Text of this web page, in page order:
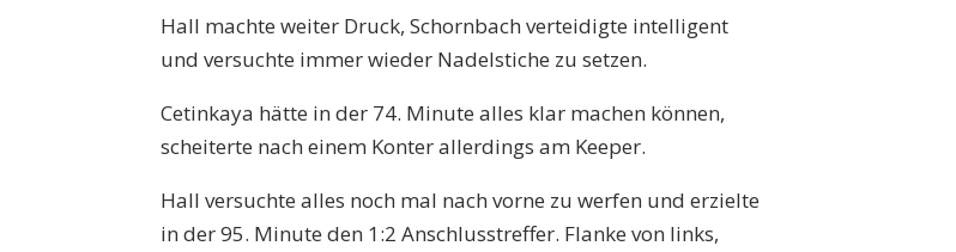
Hall machte weiter Druck, Schornbach verteidigte intelligent
und versuchte immer wieder Nadelstiche zu setzen.
Cetinkaya hätte in der 74. Minute alles klar machen können,
scheiterte nach einem Konter allerdings am Keeper.
Hall versuchte alles noch mal nach vorne zu werfen und erzielte
in der 95. Minute den 1:2 Anschlusstreffer. Flanke von links,